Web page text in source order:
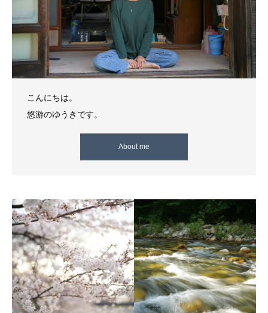
こんにちは。
悠游のゆうきです。
About me